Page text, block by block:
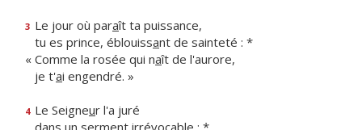
3 Le jour où paraît ta puissance,
tu es prince, éblouissant de sainteté : *
« Comme la rosée qui naît de l'aurore,
je t'ai engendré. »
4 Le Seigneur l'a juré
dans un serment irrévocable : *